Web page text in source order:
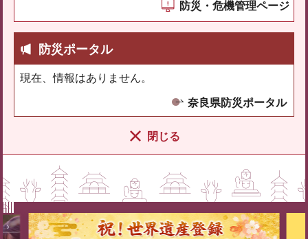
防災・危機管理ページ
防災ポータル
現在、情報はありません。
奈良県防災ポータル
閉じる